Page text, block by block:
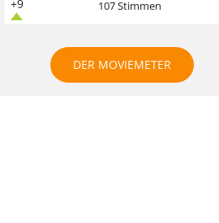
+9 107 Stimmen
DER MOVIEMETER